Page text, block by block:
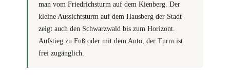
man vom Friedrichsturm auf dem Kienberg. Der
kleine Aussichtsturm auf dem Hausberg der Stadt
zeigt auch den Schwarzwald bis zum Horizont.
Aufstieg zu Fuß oder mit dem Auto, der Turm ist
frei zugänglich.